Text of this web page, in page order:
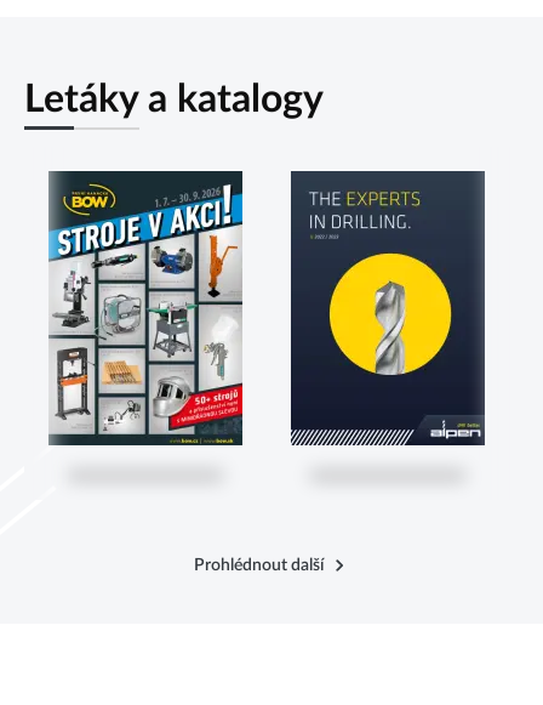
Letáky a katalogy
Prohlédnout další